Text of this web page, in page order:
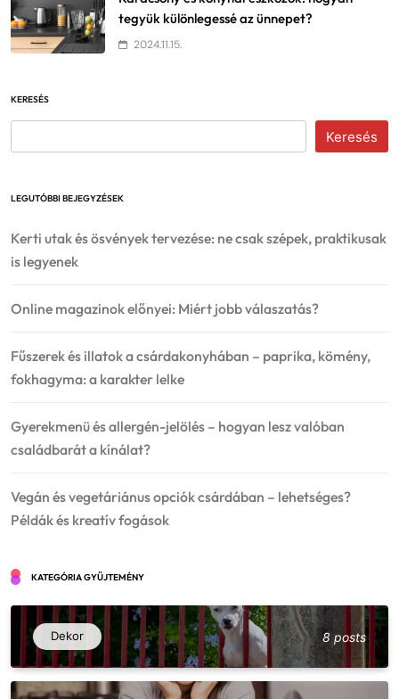
tegyük különlegessé az ünnepet?
2024.11.15.
KERESÉS
Keresés
LEGUTÓBBI BEJEGYZÉSEK
Kerti utak és ösvények tervezése: ne csak szépek, praktikusak
is legyenek
Online magazinok előnyei: Miért jobb válaszatás?
Fűszerek és illatok a csárdakonyhában – paprika, kömény,
fokhagyma: a karakter lelke
Gyerekmenü és allergén-jelölés – hogyan lesz valóban
családbarát a kínálat?
Vegán és vegetáriánus opciók csárdában – lehetséges?
Példák és kreatív fogások
KATEGÓRIA GYŰJTEMÉNY
Dekor 8 posts